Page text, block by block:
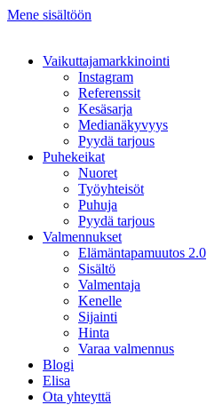
Mene sisältöön
Vaikuttajamarkkinointi
Instagram
Referenssit
Kesäsarja
Medianäkyvyys
Pyydä tarjous
Puhekeikat
Nuoret
Työyhteisöt
Puhuja
Pyydä tarjous
Valmennukset
Elämäntapamuutos 2.0
Sisältö
Valmentaja
Kenelle
Sijainti
Hinta
Varaa valmennus
Blogi
Elisa
Ota yhteyttä